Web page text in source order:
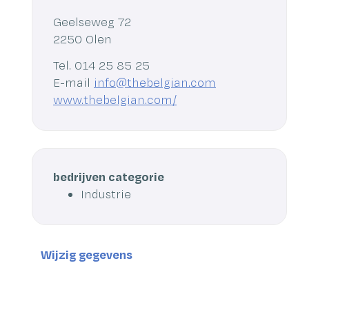
Adres
Geelseweg 72
,2250 Olen
Tel. 014 25 85 25
E-
mail
info@thebelgian.com
Website
www.thebelgian.com/
bedrijven categorie
Industrie
Wijzig gegevens